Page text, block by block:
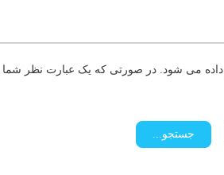
می شود. در صورتی که یک عبارت نظر شما